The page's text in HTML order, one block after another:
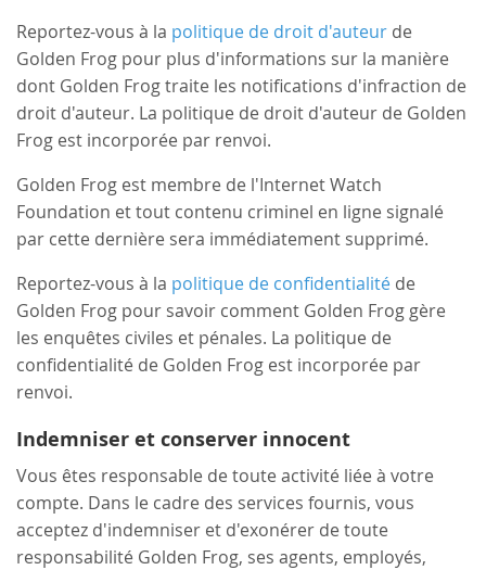
Reportez-vous à la politique de droit d'auteur de
Golden Frog pour plus d'informations sur la manière
dont Golden Frog traite les notifications d'infraction de
droit d'auteur. La politique de droit d'auteur de Golden
Frog est incorporée par renvoi.
Golden Frog est membre de l'Internet Watch
Foundation et tout contenu criminel en ligne signalé
par cette dernière sera immédiatement supprimé.
Reportez-vous à la politique de confidentialité de
Golden Frog pour savoir comment Golden Frog gère
les enquêtes civiles et pénales. La politique de
confidentialité de Golden Frog est incorporée par
renvoi.
Indemniser et conserver innocent
Vous êtes responsable de toute activité liée à votre
compte. Dans le cadre des services fournis, vous
acceptez d'indemniser et d'exonérer de toute
responsabilité Golden Frog, ses agents, employés,